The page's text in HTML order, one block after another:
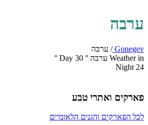
ערבה
Gonegev
/ ערבה
Weather in ערבה
°
30
Day
°
24
Night
פארקים ואתרי טבע
לכל הפארקים והגנים הלאומיים